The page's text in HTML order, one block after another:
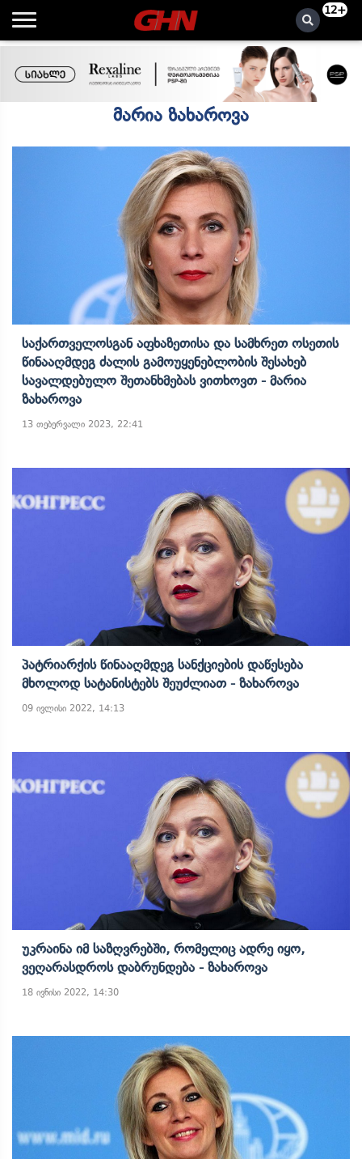
12+
მარია ზახაროვა
Საქართველოსგან Აფხაზეთისა Და Სამხრეთ Ოსეთის
Წინააღმდეგ Ძალის Გამოუყენებლობის Შესახებ
Სავალდებულო Შეთანხმებას Ვითხოვთ - Მარია
Ზახაროვა
13 თებერვალი 2023, 22:41
Პატრიარქის Წინააღმდეგ Სანქციების Დაწესება
Მხოლოდ Სატანისტებს Შეუძლიათ - Ზახაროვა
09 ივლისი 2022, 14:13
Უკრაინა Იმ Საზღვრებში, Რომელიც Ადრე Იყო,
Ვეღარასდროს Დაბრუნდება - Ზახაროვა
18 ივნისი 2022, 14:30